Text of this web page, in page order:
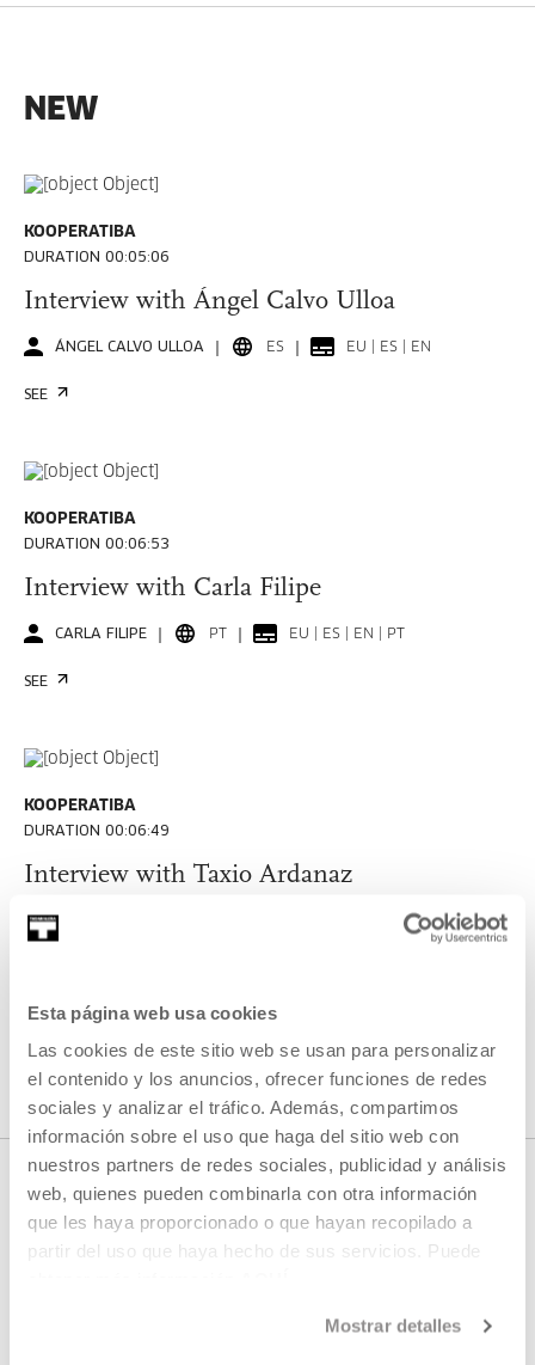
Esta página web usa cookies
Las cookies de este sitio web se usan para personalizar
el contenido y los anuncios, ofrecer funciones de redes
sociales y analizar el tráfico. Además, compartimos
información sobre el uso que haga del sitio web con
nuestros partners de redes sociales, publicidad y análisis
web, quienes pueden combinarla con otra información
que les haya proporcionado o que hayan recopilado a
partir del uso que haya hecho de sus servicios. Puede
Mostrar detalles
NEW
KOOPERATIBA
DURATION 00:05:06
Interview with Ángel Calvo Ulloa
ÁNGEL CALVO ULLOA ES EU | ES | EN
SEE
KOOPERATIBA
DURATION 00:06:53
Interview with Carla Filipe
CARLA FILIPE PT EU | ES | EN | PT
SEE
KOOPERATIBA
DURATION 00:06:49
Interview with Taxio Ardanaz
TAXIO ARDANAZ
NEXT LIVE STREAMS
We do not have any new streams scheduled